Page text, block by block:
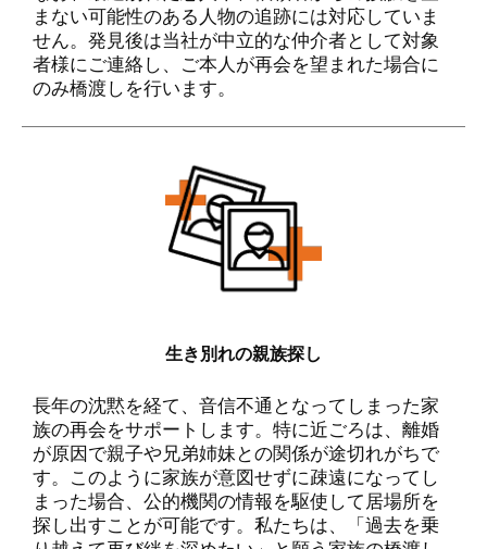
まない可能性のある人物の追跡には対応していま
せん。発見後は当社が中立的な仲介者として対象
者様にご連絡し、ご本人が再会を望まれた場合に
のみ橋渡しを行います。
生き別れの親族探し
長年の沈黙を経て、音信不通となってしまった家
族の再会をサポートします。特に近ごろは、離婚
が原因で親子や兄弟姉妹との関係が途切れがちで
す。このように家族が意図せずに疎遠になってし
まった場合、公的機関の情報を駆使して居場所を
探し出すことが可能です。私たちは、「過去を乗